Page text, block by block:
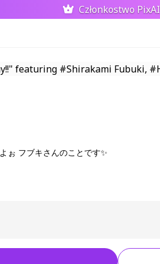
Członkostwo PixAI
ぉ フブキさんのことです✨️